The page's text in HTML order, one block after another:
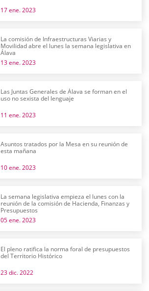
17 ene. 2023
La comisión de Infraestructuras Viarias y
Movilidad abre el lunes la semana legislativa en
Álava
13 ene. 2023
Las Juntas Generales de Álava se forman en el
uso no sexista del lenguaje
11 ene. 2023
Asuntos tratados por la Mesa en su reunión de
esta mañana
10 ene. 2023
La semana legislativa empieza el lunes con la
reunión de la comisión de Hacienda, Finanzas y
Presupuestos
05 ene. 2023
El pleno ratifica la norma foral de presupuestos
del Territorio Histórico
23 dic. 2022